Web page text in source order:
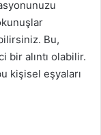
Bu,
bir alıntı olabilir.
kişisel eşyaları